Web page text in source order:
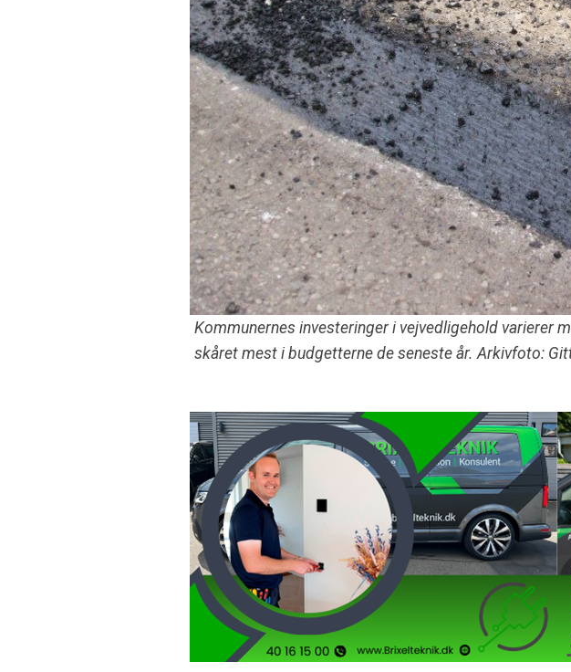
Kommunernes investeringer i vejvedligehold varierer
skåret mest i budgetterne de seneste år. Arkivfoto: